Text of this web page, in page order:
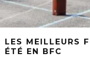
LES MEILLEURS
ÉTÉ EN BFC